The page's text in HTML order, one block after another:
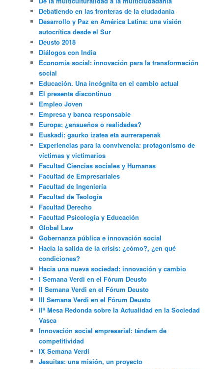
Debatiendo en las fronteras de la ciudadanía
Desarrollo y Paz en América Latina: una visión
autocrítica desde el Sur
Deusto 2018
Diálogos con India
Economía social: innovación para la transformación
social
Educación. Una incógnita en el cambio actual
El presente discontinuo
Empleo Joven
Empresa y banca responsable
Europa: ¿ensueños o realidades?
Euskadi: gaurko izatea eta aurrerapenak
Experiencias para la convivencia: protagonismo de
víctimas y victimarios
Facultad Ciencias sociales y Humanas
Facultad de Empresariales
Facultad de Ingeniería
Facultad de Teología
Facultad Derecho
Facultad Psicología y Educación
Global Law
Gobernanza pública e innovación social
Hacia la salida de la crisis: ¿cómo?, ¿en qué
condiciones?
Hacia una nueva sociedad: innovación y cambio
I Semana Verdi en el Fórum Deusto
II Semana Verdi en el Fórum Deusto
III Semana Verdi en el Fórum Deusto
IIº Mesa Redonda sobre la Actualidad en la Sociedad
Vasca
Innovación social empresarial: tándem de
competitividad
IX Semana Verdi
Jesuitas: una misión, un proyecto